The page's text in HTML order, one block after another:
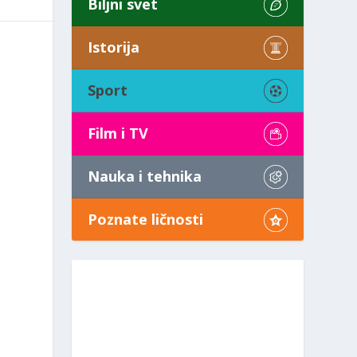
Biljni svet
Istorija
Sport
Film i TV
Nauka i tehnika
Poznate ličnosti